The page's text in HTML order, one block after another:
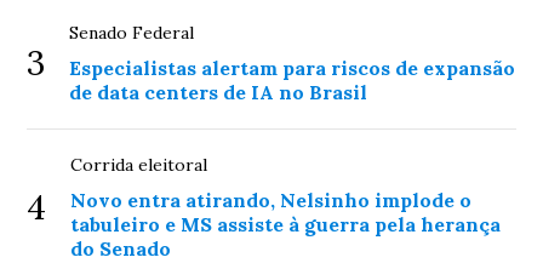
3
Senado Federal
Especialistas alertam para riscos de expansão
de data centers de IA no Brasil
4
Corrida eleitoral
Novo entra atirando, Nelsinho implode o
tabuleiro e MS assiste à guerra pela herança
do Senado